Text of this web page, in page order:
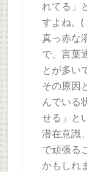
れてる」
すよね。(
真っ赤な
で、言葉
とが多い
その原因
んでいる
せる」と
潜在意識
で頑張る
かもしれ